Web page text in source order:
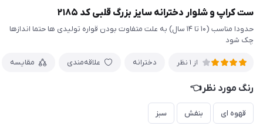
ست کراپ و شلوار دخترانه سایز بزرگ قلبی کد ۲۱۸۵
حدودا مناسب (۱۰ تا ۱۴ سال) به علت متفاوت بودن قواره تولیدی ها حتما اندازها
چک شود
از 1 نظر دخترانه علاقه‌مندی مقایسه
رنگ مورد نظر👈
قهوه ای بنفش سبز